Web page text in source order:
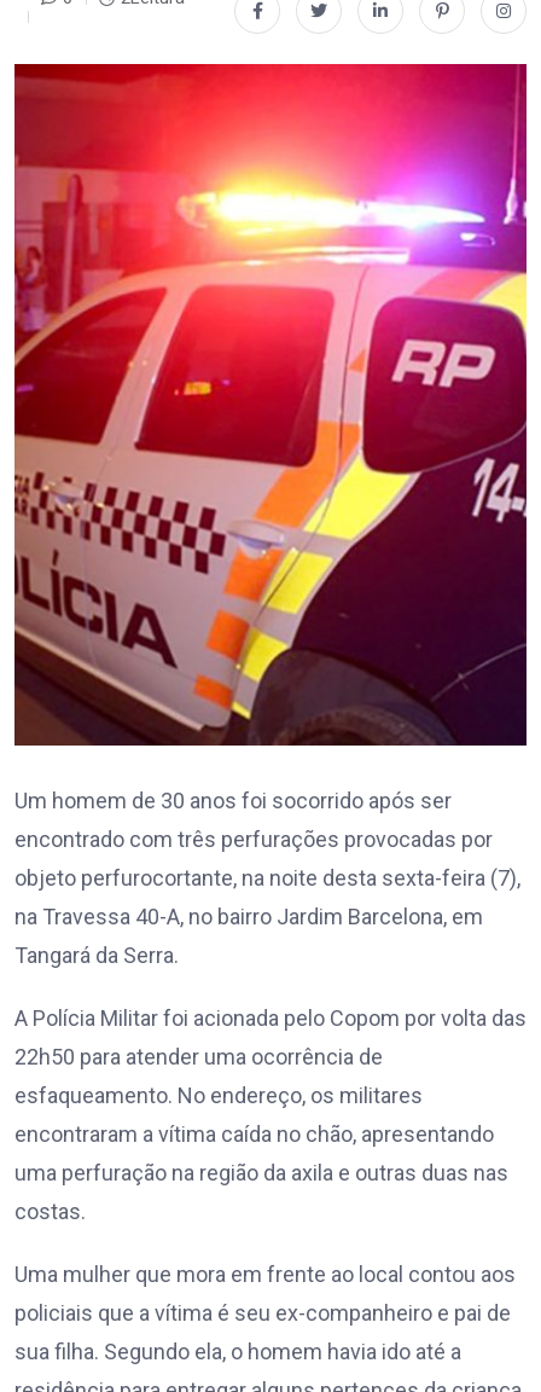
Um homem de 30 anos foi socorrido após ser
encontrado com três perfurações provocadas por
objeto perfurocortante, na noite desta sexta-feira (7),
na Travessa 40-A, no bairro Jardim Barcelona, em
Tangará da Serra.
A Polícia Militar foi acionada pelo Copom por volta das
22h50 para atender uma ocorrência de
esfaqueamento. No endereço, os militares
encontraram a vítima caída no chão, apresentando
uma perfuração na região da axila e outras duas nas
costas.
Uma mulher que mora em frente ao local contou aos
policiais que a vítima é seu ex-companheiro e pai de
sua filha. Segundo ela, o homem havia ido até a